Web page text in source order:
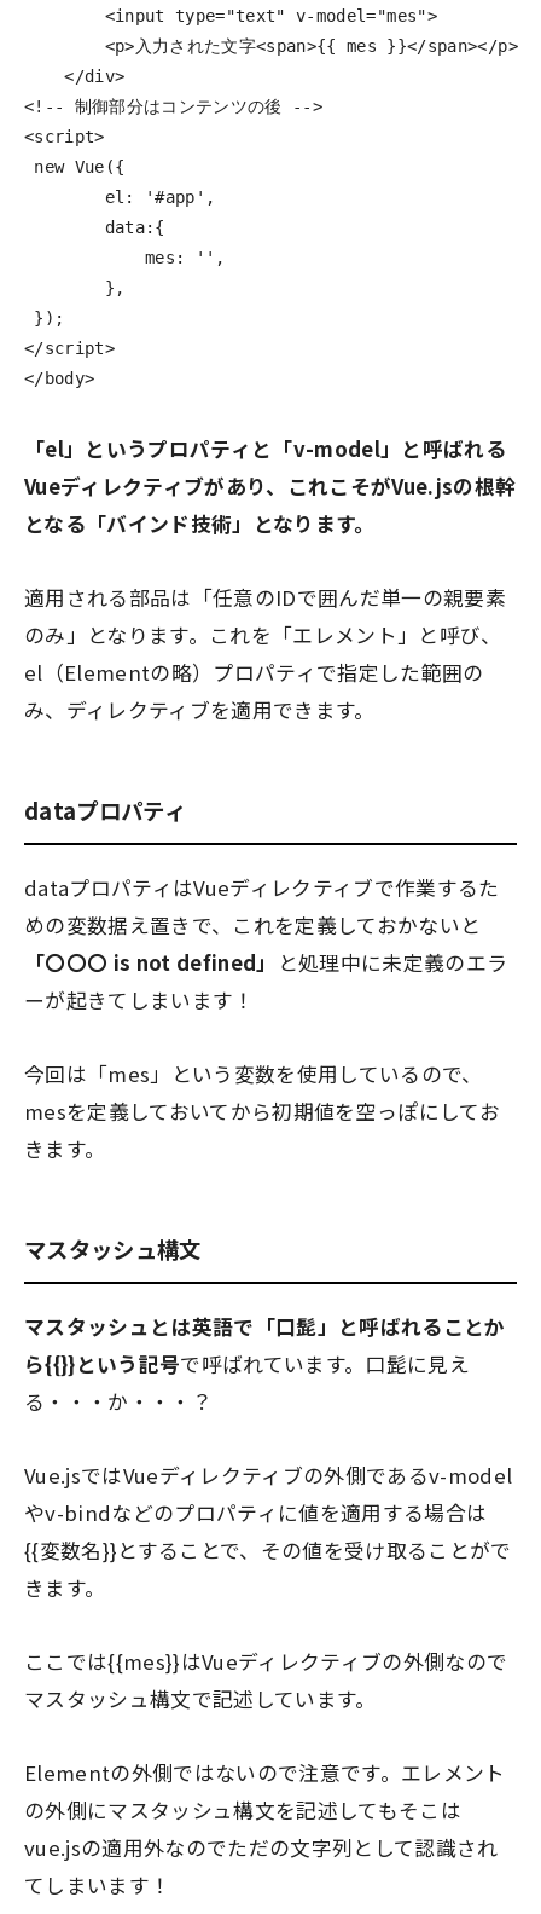
<input
type="text" v-model="mes">
<p> 入力された文字<span>{{ mes }}</span></p>
</div>
<!-- 制御部分はコンテンツの後 -->
<script>
new Vue ({
el : '#app ' ,
data:{
mes : '' ,
},
});
</script>
</body>
「el」というプロパティと「v-model」と呼ばれる
Vueディレクティブがあり、これこそがVue.jsの根幹
となる「バインド技術」となります。
適用される部品は「任意のIDで囲んだ単一の親要素
のみ」となります。これを「エレメント」と呼び、
el（Elementの略）プロパティで指定した範囲の
み、ディレクティブを適用できます。
dataプロパティ
dataプロパティはVueディレクティブで作業するた
めの変数据え置きで、これを定義しておかないと
「〇〇〇 is not defined」
と処理中に未定義のエラ
ーが起きてしまいます！
今回は「mes」という変数を使用しているので、
mesを定義しておいてから初期値を空っぽにしてお
きます。
マスタッシュ構文
マスタッシュとは英語で「口髭」と呼ばれることか
ら{{}}という記号で呼ばれています。口髭に見え
る・・・か・・・？
Vue.jsではVueディレクティブの外側であるv-model
やv-bindなどのプロパティに値を適用する場合は
{{変数名}}とすることで、その値を受け取ることがで
きます。
ここでは{{mes}}はVueディレクティブの外側なので
マスタッシュ構文で記述しています。
Elementの外側ではないので注意です。エレメント
の外側にマスタッシュ構文を記述してもそこは
vue.jsの適用外なのでただの文字列として認識され
てしまいます！